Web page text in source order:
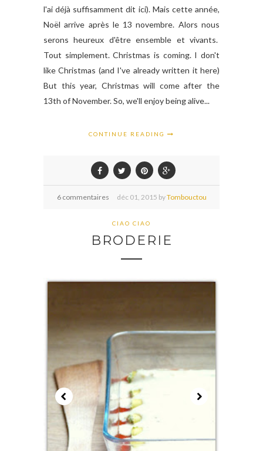
l'ai déjà suffisamment dit ici). Mais cette année,
Noël arrive après le 13 novembre. Alors nous
serons heureux d'être ensemble et vivants.
Tout simplement. Christmas is coming. I don't
like Christmas (and I've already written it here)
But this year, Christmas will come after the
13th of November. So, we'll enjoy being alive...
CONTINUE READING
6 commentaires déc 01, 2015 byTombouctou
CIAO CIAO
BRODERIE